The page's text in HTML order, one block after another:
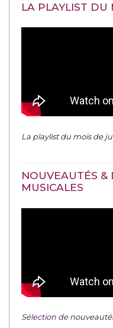
LA PLAYLIST DU
La playlist du mois de
NOUVEAUTÉS &
MUSICALES
Sélection de